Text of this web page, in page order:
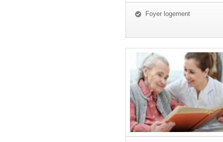
Foyer logement